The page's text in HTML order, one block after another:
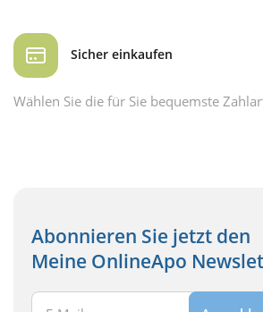
Sicher einkaufen
Wählen Sie die für Sie bequemste
Abonnieren Sie jetzt den
Meine OnlineApo
Ihre E-Mail Adresse: